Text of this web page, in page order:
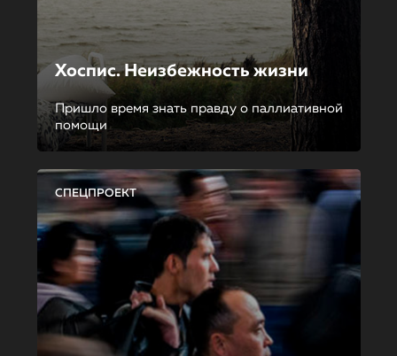
Хоспис. Неизбежность жизни
Пришло время знать правду о паллиативной
помощи
СПЕЦПРОЕКТ